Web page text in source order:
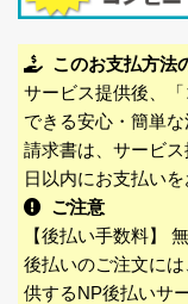
このお支払方法
サービス提供後、
できる安心・簡単な
請求書は、サービ
日以内にお支払いを
ご注意
【後払い手数料】
後払いのご注文に
供するNP後払いサ